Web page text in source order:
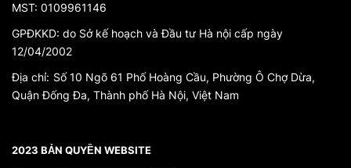
MST: 0109961146
GPĐKKD: do Sở kế hoạch và Đầu tư Hà nội cấp ngày
12/04/2002
Địa chỉ: Số 10 Ngõ 61 Phố Hoàng Cầu, Phường Ô Chợ Dừa,
Quận Đống Đa, Thành phố Hà Nội, Việt Nam
2023 BẢN QUYỀN WEBSITE